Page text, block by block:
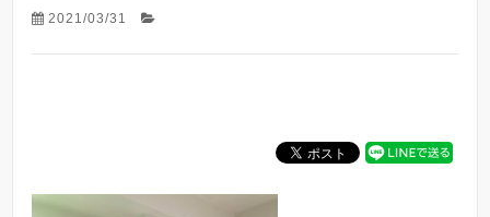
2021/03/31